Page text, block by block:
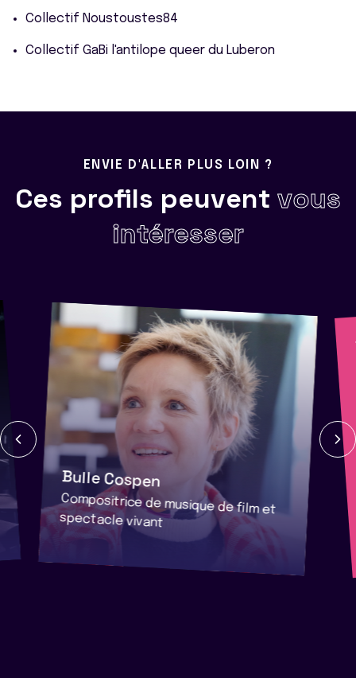
Collectif Noustoustes84
Collectif GaBi l'antilope queer du Luberon
ENVIE D'ALLER PLUS LOIN ?
Ces profils peuvent vous
intéresser
Bulle Cospen
Compositrice de musique de film et
spectacle vivant